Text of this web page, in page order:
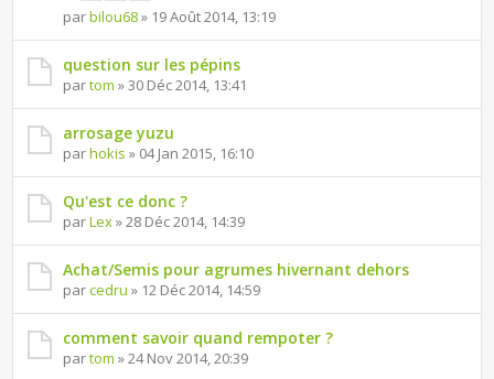
parbilou68» 19 Août 2014, 13:19
question sur les pépins
partom » 30 Déc 2014, 13:41
arrosage yuzu
parhokis » 04 Jan 2015, 16:10
Qu'est ce donc ?
parLex» 28 Déc 2014, 14:39
Achat/Semis pour agrumes hivernant dehors
parcedru » 12 Déc 2014, 14:59
comment savoir quand rempoter ?
partom » 24 Nov 2014, 20:39